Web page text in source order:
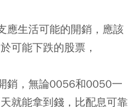
應生活可能的開銷，應該
可能下跌的股票，
銷，無論0056和0050一
就能拿到錢，比配息可靠